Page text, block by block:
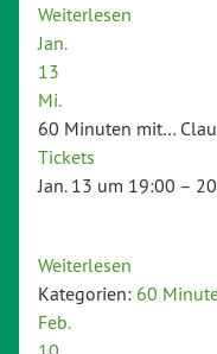
Weiterlesen
Jan.
13
Mi.
60 Minuten mit…
Tickets
Jan. 13 um 19:00 –
Weiterlesen
Kategorien: 60
Feb.